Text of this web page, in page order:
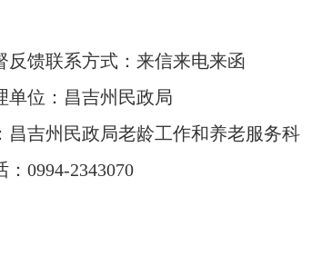
反馈联系方式：来信来电来函
单位：昌吉州民政局
昌吉州民政局老龄工作和养老服务科
：0994-2343070